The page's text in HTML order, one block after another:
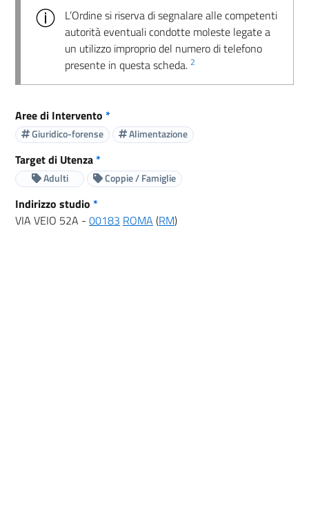
L’Ordine si riserva di segnalare alle competenti
autorità eventuali condotte moleste legate a
un utilizzo improprio del numero di telefono
presente in questa scheda. 2
Aree di Intervento *
Giuridico-forense Alimentazione
Target di Utenza*
Adulti Coppie / Famiglie
Indirizzo studio *
VIA VEIO 52A - 00183 ROMA (RM)